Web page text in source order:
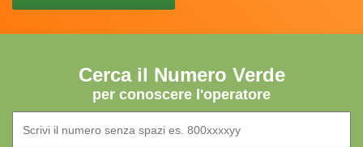
Cerca il Numero Verde
per conoscere l'operatore